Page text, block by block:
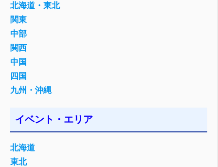
北海道・東北
関東
中部
関西
中国
四国
九州・沖縄
イベント・エリア
北海道
東北